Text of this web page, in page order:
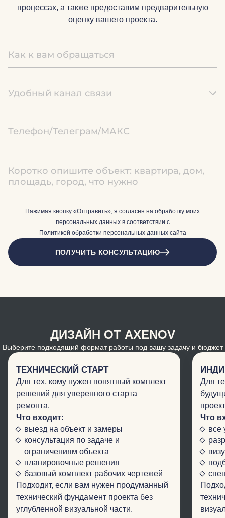
процессах, а также предоставим предварительную
оценку вашего проекта.
Удобный канал связи
ПОЛУЧИТЬ КОНСУЛЬТАЦИЮ
Нажимая кнопку «Отправить», я согласен на обработку моих
персональных данных в соответствии с
Политикой обработки персональных данных сайта
ДИЗАЙН ОТ AXENOV
Выберите подходящий формат работы под вашу задачу и бюджет
ТЕХНИЧЕСКИЙ СТАРТ
Для тех, кому нужен понятный комплект
решений для уверенного старта
ремонта.
Что входит:
выезд на объект и замеры
консультация по задаче и
ограничениям объекта
планировочные решения
базовый комплект рабочих чертежей
Подходит, если вам нужен продуманный
технический фундамент проекта без
углубленной визуальной части.
Для
Что
все